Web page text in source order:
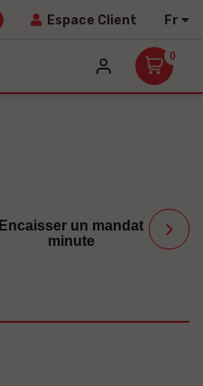
Espace Client Fr
0
Encaisser un mandat
minute